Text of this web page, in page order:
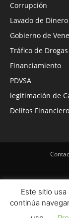
Corrupción
Lavado de Dinero
Gobierno de
Tráfico de Drogas
Financiamiento
PDVSA
legitimación de
Delitos
Este sitio
continúa